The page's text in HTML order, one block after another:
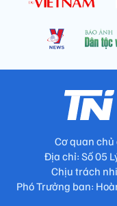
Cơ quan chủ
Địa chỉ: Số 05
Chịu trách
Phó Trưởng ban: